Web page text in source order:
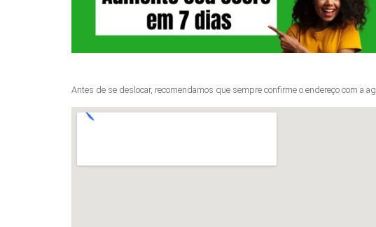
Antes de se deslocar, recomendamos que sempre confirme o endereço com a